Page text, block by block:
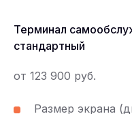
Терминал
стандартный
от 123 900 руб.
Размер экрана